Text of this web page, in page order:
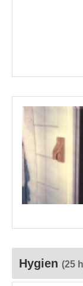
Hygien (25